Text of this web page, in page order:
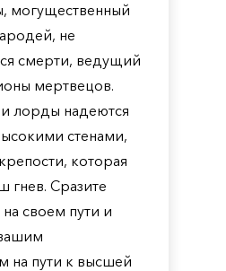
могущественный
не
смерти, ведущий
мертвецов.
лорды надеются
стенами,
которая
гнев. Сразите
своем пути и
на пути к высшей